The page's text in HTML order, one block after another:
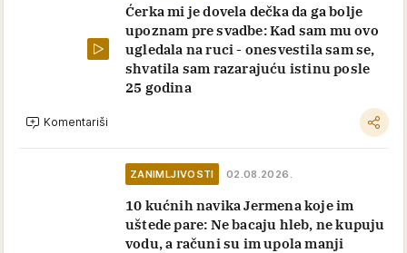
Ćerka mi je dovela dečka da ga bolje
upoznam pre svadbe: Kad sam mu ovo
ugledala na ruci - onesvestila sam se,
shvatila sam razarajuću istinu posle
25 godina
Komentariši
ZANIMLJIVOSTI 02.08.2026.
10 kućnih navika Jermena koje im
uštede pare: Ne bacaju hleb, ne kupuju
vodu, a računi su im upola manji